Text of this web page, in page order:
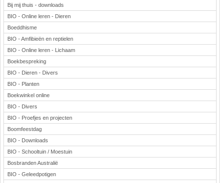
Bij mij thuis - downloads
BIO - Online leren - Dieren
Boeddhisme
BIO - Amfibieën en reptielen
BIO - Online leren - Lichaam
Boekbespreking
BIO - Dieren - Divers
BIO - Planten
Boekwinkel online
BIO - Divers
BIO - Proefjes en projecten
Boomfeestdag
BIO - Downloads
BIO - Schooltuin / Moestuin
Bosbranden Australië
BIO - Geleedpotigen